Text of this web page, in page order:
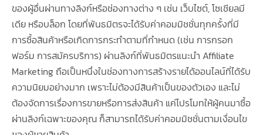
ของผู้อื่นผ่านทางลิงก์หรือช่องทางต่าง ๆ เช่น เว็บไซต์, โซเชียลมี
เดีย หรือบล็อก โดยที่พันธมิตรจะได้รับค่าคอมมิชชั่นทุกครั้งที่มี
การซื้อสินค้าหรือเกิดการกระทำตามที่กำหนด (เช่น การกรอก
ฟอร์ม การสมัครบริการ) ผ่านลิงก์ที่พันธมิตรแนะนำ Affiliate
Marketing ถือเป็นหนึ่งในช่องทางการสร้างรายได้ออนไลน์ที่ได้รับ
ความนิยมอย่างมาก เพราะไม่ต้องมีสินค้าเป็นของตัวเอง และไม่
ต้องจัดการเรื่องการขายหรือการส่งสินค้า แค่โปรโมทให้ผู้คนมาซื้อ
ผ่านลิงก์เฉพาะของคุณ ก็สามารถได้รับค่าคอมมิชชั่นตามเงื่อนไข